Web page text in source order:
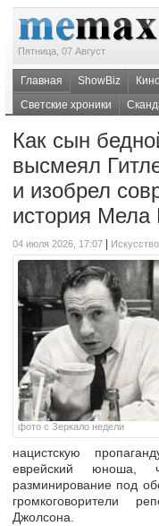
Пятница, 07 Август
Главная ShowBiz
Светские хроники
Как сын
высмеял
и изобрел
история Мела
04 июля 2026, 17:07 Искусство
фото с Зеркало недели
нацистскую
еврейский юноша,
разминирование под
громкоговорители
Джолсона.